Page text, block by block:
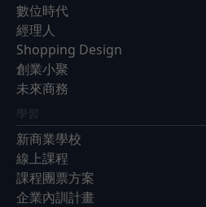
數位時代
經理人
Shopping Design
創業小聚
未來商務
學習
新商業學校
線上課程
課程團票方案
企業內訓計畫